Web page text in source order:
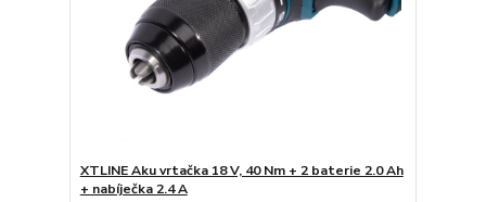
XTLINE Aku vrtačka 18 V, 40 Nm + 2 baterie 2.0 Ah
+ nabíječka 2.4 A